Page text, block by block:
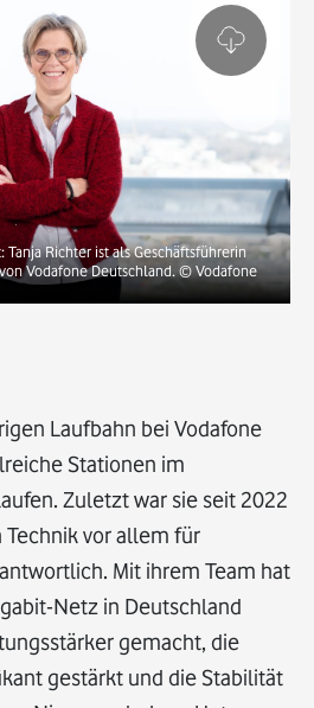
Richter ist als Geschäftsführerin
Vodafone Deutschland. © Vodafone
Laufbahn bei Vodafone
Stationen im
Zuletzt war sie seit 2022
vor allem für
Mit ihrem Team hat
Netz in Deutschland
gemacht, die
gestärkt und die Stabilität